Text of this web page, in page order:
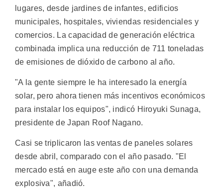
lugares, desde jardines de infantes, edificios
municipales, hospitales, viviendas residenciales y
comercios. La capacidad de generación eléctrica
combinada implica una reducción de 711 toneladas
de emisiones de dióxido de carbono al año.
"A la gente siempre le ha interesado la energía
solar, pero ahora tienen más incentivos económicos
para instalar los equipos", indicó Hiroyuki Sunaga,
presidente de Japan Roof Nagano.
Casi se triplicaron las ventas de paneles solares
desde abril, comparado con el año pasado. "El
mercado está en auge este año con una demanda
explosiva", añadió.